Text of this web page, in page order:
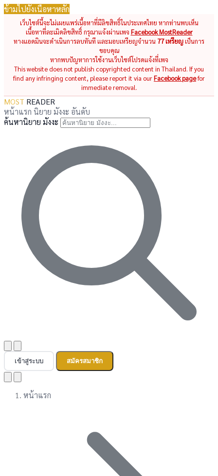
ข้ามไปยังเนื้อหาหลัก
เว็บไซต์นี้จะไม่เผยแพร่เนื้อหาที่มีลิขสิทธิ์ในประเทศไทย หากท่านพบเห็น
เนื้อหาที่ละเมิดลิขสิทธิ์ กรุณาแจ้งผ่านเพจ Facebook MostReader
ทางแอดมินจะดำเนินการลบทันที และมอบเหรียญจำนวน 77 เหรียญเป็นการ
ขอบคุณ
หากพบปัญหาการใช้งานเว็บไซต์โปรดแจ้งที่เพจ
This website does not publish copyrighted content in Thailand. If you
find any infringing content, please report it via ourFacebook pagefor
immediate removal.
MOST READER
หน้าแรก นิยาย มังงะ อันดับ
ค้นหานิยาย มังงะ
เข้าสู่ระบบ สมัครสมาชิก
หน้าแรก